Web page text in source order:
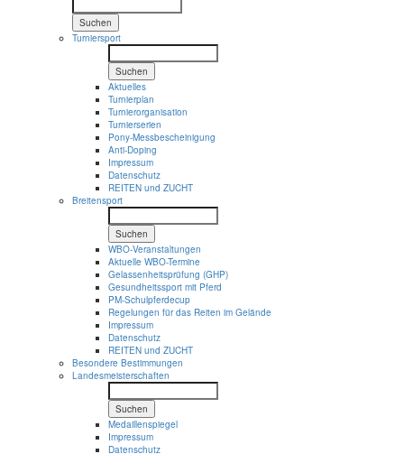
Suchen
Turniersport
Suchen
Aktuelles
Turnierplan
Turnierorganisation
Turnierserien
Pony-Messbescheinigung
Anti-Doping
Impressum
Datenschutz
REITEN und ZUCHT
Breitensport
Suchen
WBO-Veranstaltungen
Aktuelle WBO-Termine
Gelassenheitsprüfung (GHP)
Gesundheitssport mit Pferd
PM-Schulpferdecup
Regelungen für das Reiten im Gelände
Impressum
Datenschutz
REITEN und ZUCHT
Besondere Bestimmungen
Landesmeisterschaften
Suchen
Medaillenspiegel
Impressum
Datenschutz